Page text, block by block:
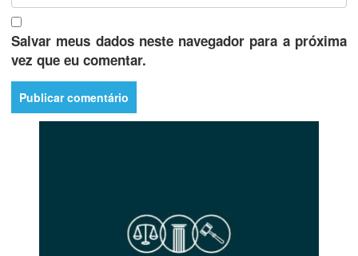
Salvar meus dados neste navegador para a próxima
vez que eu comentar.